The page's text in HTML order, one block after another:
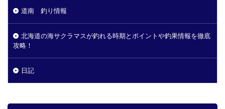
道南 釣り情報
北海道の海サクラマスが釣れる時期とポイントや釣果情報を徹底
攻略！
日記